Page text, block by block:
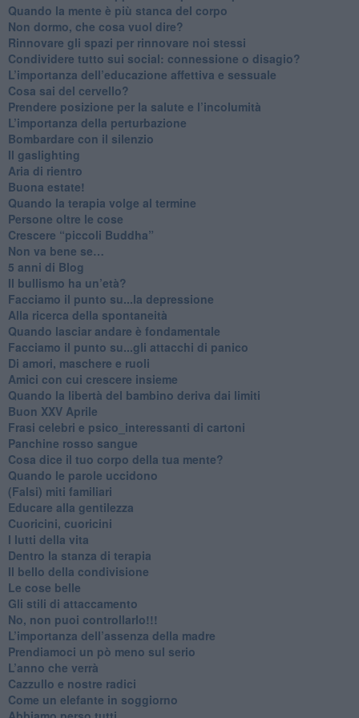
​Quando la mente è più stanca del corpo
Non dormo, che cosa vuol dire?
​Rinnovare gli spazi per rinnovare noi stessi
​Condividere tutto sui social: connessione o disagio?
​L’importanza dell’educazione affettiva e sessuale
​Cosa sai del cervello?
Prendere posizione per la salute e l’incolumità
L’importanza della perturbazione
​Bombardare con il silenzio
Il gaslighting
Aria di rientro
Buona estate!
​Quando la terapia volge al termine
​Persone oltre le cose
​Crescere “piccoli Buddha”
Non va bene se…
​5 anni di Blog
​Il bullismo ha un’età?
Facciamo il punto su...la depressione
​Alla ricerca della spontaneità
​Quando lasciar andare è fondamentale
Facciamo il punto su...gli attacchi di panico
Di amori, maschere e ruoli
​Amici con cui crescere insieme
​Quando la libertà del bambino deriva dai limiti
Buon XXV Aprile
​Frasi celebri e psico_interessanti di cartoni
​Panchine rosso sangue
​Cosa dice il tuo corpo della tua mente?
​Quando le parole uccidono
​(Falsi) miti familiari
​Educare alla gentilezza
​Cuoricini, cuoricini
I lutti della vita
​Dentro la stanza di terapia
​Il bello della condivisione
Le cose belle
​Gli stili di attaccamento
No, non puoi controllarlo!!!
​L’importanza dell’assenza della madre
​Prendiamoci un pò meno sul serio
​L’anno che verrà
​Cazzullo e nostre radici
​Come un elefante in soggiorno